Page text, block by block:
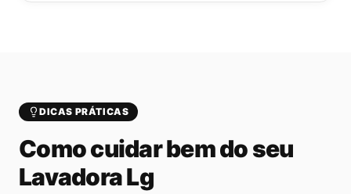
DICAS PRÁTICAS
Como cuidar bem do seu
Lavadora Lg